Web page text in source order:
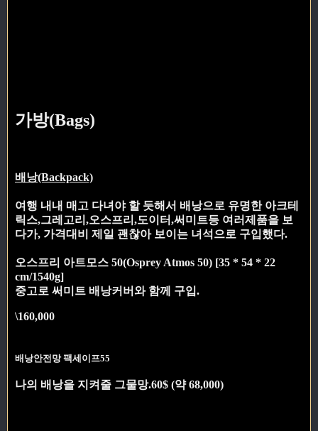
가방(Bags)
배낭(Backpack)
여행 내내 매고 다녀야 할 듯해서 배낭으로 유명한 아크테
릭스,그레고리,오스프리,도이터,써미트등 여러제품을 보
다가, 가격대비 제일 괜찮아 보이는 녀석으로 구입했다.
오스프리 아트모스 50(Osprey Atmos 50) [35 * 54 * 22
cm/1540g]
중고로 써미트 배낭커버와 함께 구입.
\160,000
배낭안전망 팩세이프55
나의 배낭을 지켜줄 그물망.60$ (약 68,000)